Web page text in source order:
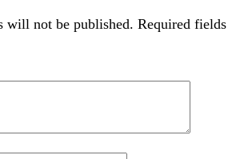
will not be published. Required fields